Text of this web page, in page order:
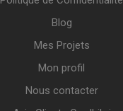
Blog
Mes Projets
Mon profil
Nous contacter